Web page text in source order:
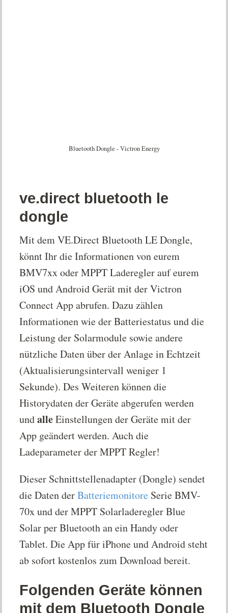
Bluetooth Dongle - Victron Energy
ve.direct bluetooth le
dongle
Mit dem VE.Direct Bluetooth LE Dongle,
könnt Ihr die Informationen von eurem
BMV7xx oder MPPT Laderegler auf eurem
iOS und Android Gerät mit der Victron
Connect App abrufen. Dazu zählen
Informationen wie der Batteriestatus und die
Leistung der Solarmodule sowie andere
nützliche Daten über der Anlage in Echtzeit
(Aktualisierungsintervall weniger 1
Sekunde). Des Weiteren können die
Historydaten der Geräte abgerufen werden
undalleEinstellungen der Geräte mit der
App geändert werden. Auch die
Ladeparameter der MPPT Regler!
Dieser Schnittstellenadapter (Dongle) sendet
die Daten derBatteriemonitore Serie BMV-
70x und der MPPT Solarladeregler Blue
Solar per Bluetooth an ein Handy oder
Tablet. Die App für iPhone und Android steht
ab sofort kostenlos zum Download bereit.
Folgenden Geräte können
mit dem Bluetooth Dongle